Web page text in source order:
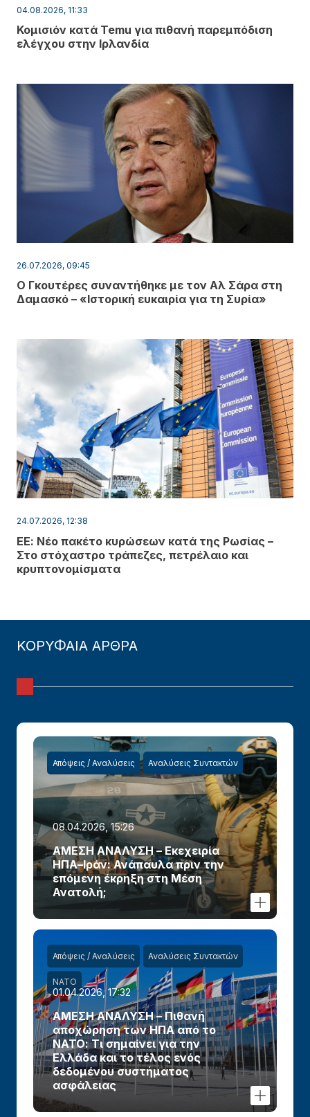
04.08.2026, 11:33
Κομισιόν κατά Temu για πιθανή παρεμπόδιση
ελέγχου στην Ιρλανδία
26.07.2026, 09:45
Ο Γκουτέρες συναντήθηκε με τον Αλ Σάρα στη
Δαμασκό – «Ιστορική ευκαιρία για τη Συρία»
24.07.2026, 12:38
ΕΕ: Νέο πακέτο κυρώσεων κατά της Ρωσίας –
Στο στόχαστρο τράπεζες, πετρέλαιο και
κρυπτονομίσματα
ΚΟΡΥΦΑΙΑ ΑΡΘΡΑ
Απόψεις / Αναλύσεις Αναλύσεις Συντακτών
08.04.2026, 15:26
ΑΜΕΣΗ ΑΝΑΛΥΣΗ – Εκεχειρία
ΗΠΑ–Ιράν: Ανάπαυλα πριν την
επόμενη έκρηξη στη Μέση
Ανατολή;
Απόψεις / Αναλύσεις Αναλύσεις Συντακτών
ΝΑΤΟ
01.04.2026, 17:32
ΑΜΕΣΗ ΑΝΑΛΥΣΗ – Πιθανή
αποχώρηση των ΗΠΑ από το
ΝΑΤΟ: Τι σημαίνει για την
Ελλάδα και το τέλος ενός
δεδομένου συστήματος
ασφάλειας